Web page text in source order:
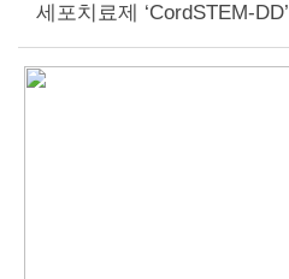
세포치료제 ‘CordSTEM-
과보고서(Clinical Study